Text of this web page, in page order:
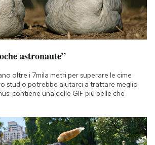
astronaute”
oltre i 7mila metri per superare le cime
studio potrebbe aiutarci a trattare meglio
contiene una delle GIF più belle che